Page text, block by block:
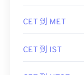
CET 到 MET
CET 到 IST